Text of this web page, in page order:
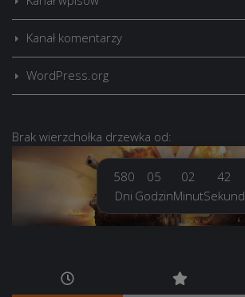
Kanał komentarzy
WordPress.org
Brak wierzchołka drzewka od:
580
Dni
05
Godzin
02
Minut
43
Sekund